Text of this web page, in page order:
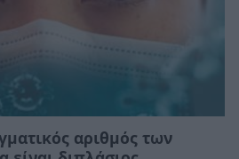
αριθμός των